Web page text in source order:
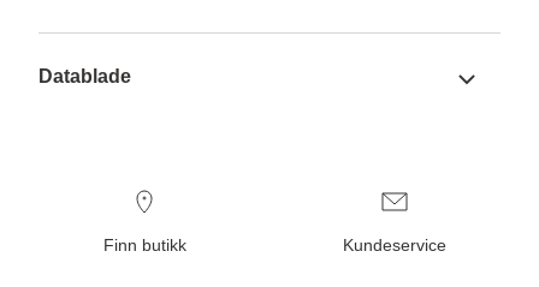
Datablade
Finn butikk Kundeservice